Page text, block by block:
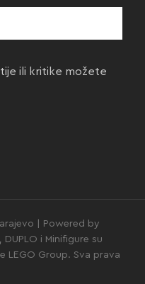
ili kritike možete
| Powered by
i Minifigure su
LEGO Group. Sva prava